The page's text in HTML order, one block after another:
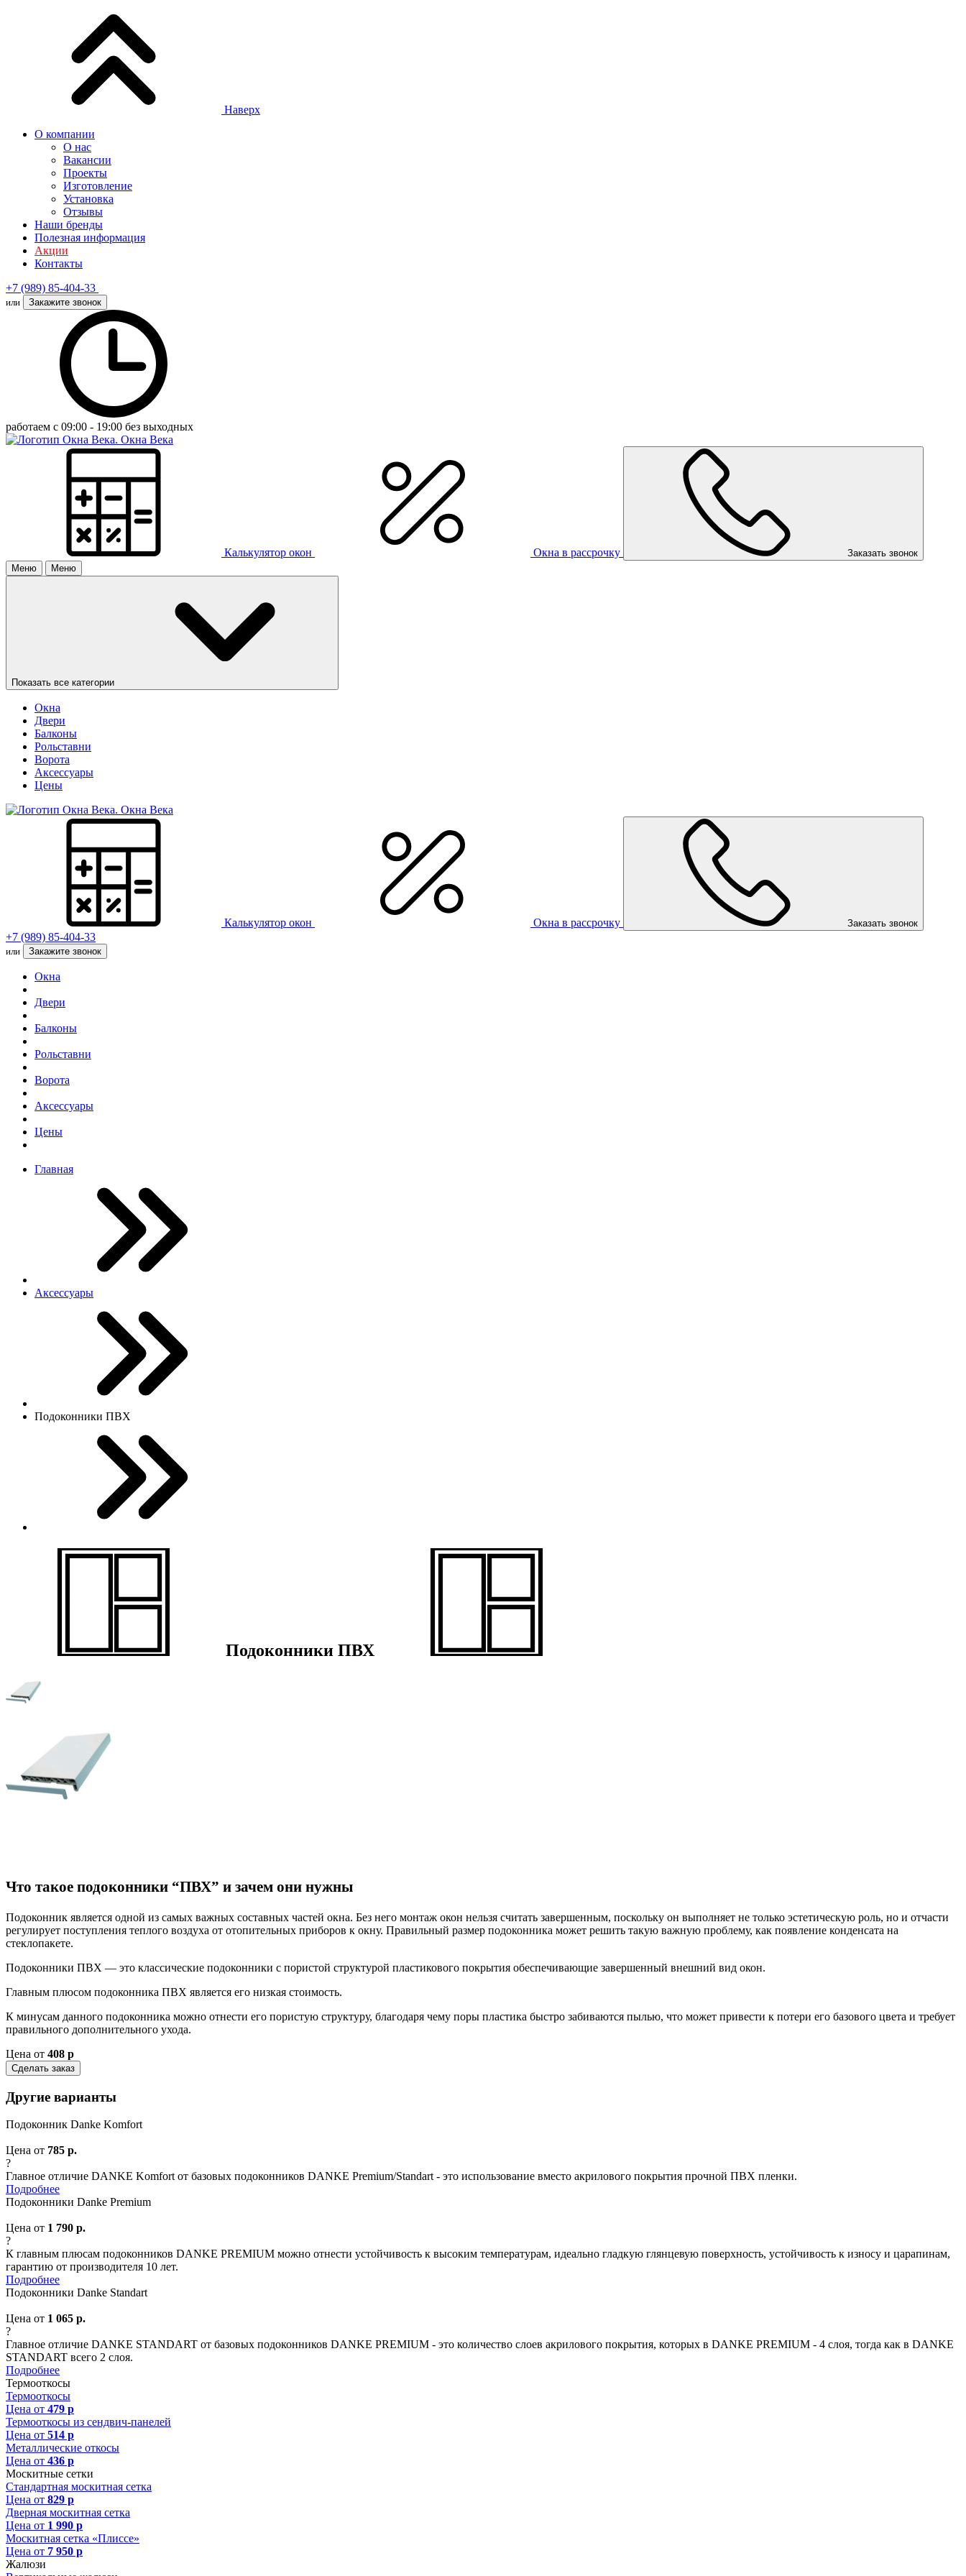
Наверх
О компании
О нас
Вакансии
Проекты
Изготовление
Установка
Отзывы
Наши бренды
Полезная информация
Акции
Контакты
+7 (989) 85-404-33
или Закажите звонок
работаем с 09:00 - 19:00 без выходных
Окна Века
Калькулятор окон Окна в рассрочку
Заказать звонок
Меню
Меню
Показать все категории
Окна
Двери
Балконы
Рольставни
Ворота
Аксессуары
Цены
Окна Века
Калькулятор окон Окна в рассрочку Заказать звонок
+7 (989) 85-404-33
или Закажите звонок
Окна
Двери
Балконы
Рольставни
Ворота
Аксессуары
Цены
Главная
Аксессуары
Подоконники ПВХ
Подоконники ПВХ
Что такое подоконники “ПВХ” и зачем они нужны
Подоконник является одной из самых важных составных частей окна. Без него монтаж окон нельзя считать завершенным, поскольку он выполняет не только эстетическую роль, но и отчасти
регулирует поступления теплого воздуха от отопительных приборов к окну. Правильный размер подоконника может решить такую важную проблему, как появление конденсата на
стеклопакете.
Подоконники ПВХ — это классические подоконники с пористой структурой пластикового покрытия обеспечивающие завершенный внешний вид окон.
Главным плюсом подоконника ПВХ является его низкая стоимость.
К минусам данного подоконника можно отнести его пористую структуру, благодаря чему поры пластика быстро забиваются пылью, что может привести к потери его базового цвета и требует
правильного дополнительного ухода.
Цена от 408 р
Сделать заказ
Другие варианты
Подоконник Danke Komfort
Цена от 785 р.
?
Главное отличие DANKE Komfort от базовых подоконников DANKE Premium/Standart - это использование вместо акрилового покрытия прочной ПВХ пленки.
Подробнее
Подоконники Danke Premium
Цена от 1 790 р.
?
К главным плюсам подоконников DANKE PREMIUM можно отнести устойчивость к высоким температурам, идеально гладкую глянцевую поверхность, устойчивость к износу и царапинам,
гарантию от производителя 10 лет.
Подробнее
Подоконники Danke Standart
Цена от 1 065 р.
?
Главное отличие DANKE STANDART от базовых подоконников DANKE PREMIUM - это количество слоев акрилового покрытия, которых в DANKE PREMIUM - 4 слоя, тогда как в DANKE
STANDART всего 2 слоя.
Подробнее
Термооткосы
Термооткосы
Цена от 479 р
Термооткосы из сендвич-панелей
Цена от 514 р
Металлические откосы
Цена от 436 р
Москитные сетки
Стандартная москитная сетка
Цена от 829 р
Дверная москитная сетка
Цена от 1 990 р
Москитная сетка «Плиссе»
Цена от 7 950 р
Жалюзи